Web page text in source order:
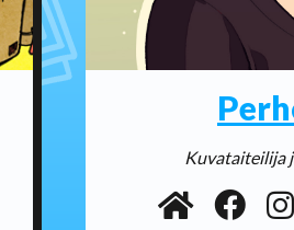
Kuvataiteilija